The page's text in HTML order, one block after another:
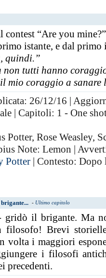
contest “Are you
istante, e dal
quindi.”
non tutti hanno
mio coraggio a sanare
26/12/16 |
| Capitoli: 1 - One
Potter, Rose Weasley,
Note: Lemon |
Potter | Contesto:
- Ultimo capitolo
il brigante. Ma
Brevi
volta i maggiori
i filosofi
precedenti.